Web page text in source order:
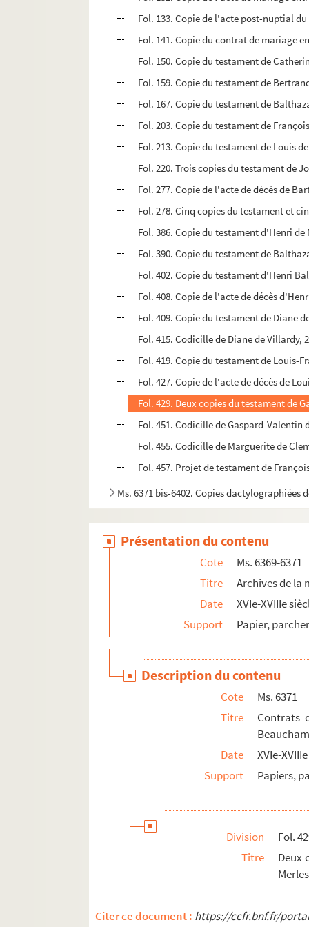
Fol. 133. Copie de l'acte post-nuptial
Fol. 141. Copie du contrat de mariage
Fol. 150. Copie du testament de
Fol. 159. Copie du testament de
Fol. 167. Copie du testament de
Fol. 203. Copie du testament de
Fol. 213. Copie du testament de Louis
Fol. 220. Trois copies du testament de
Fol. 277. Copie de l'acte de décès de
Fol. 278. Cinq copies du testament et
Fol. 386. Copie du testament d'Henri
Fol. 390. Copie du testament de
Fol. 402. Copie du testament d'Henri
Fol. 408. Copie de l'acte de décès
Fol. 409. Copie du testament de Diane
Fol. 415. Codicille de Diane de Villardy,
Fol. 419. Copie du testament de Louis-
Fol. 427. Copie de l'acte de décès de
Fol. 429. Deux copies du testament de
Fol. 451. Codicille de Gaspard-Valentin
Fol. 455. Codicille de Marguerite de
Fol. 457. Projet de testament de
Ms. 6371 bis-6402. Copies dactylographiées
Présentation du contenu
Cote
Ms. 6369-6371
Titre
Archives de la
Date
XVIe-XVIIIe
Support
Papier,
Description du contenu
Cote
Ms. 6371
Titre
Contrats
Date
XVIe-
Support
Papiers,
Division
Fol.
Titre
Deux
Citer ce document : https://ccfr.bnf.fr/